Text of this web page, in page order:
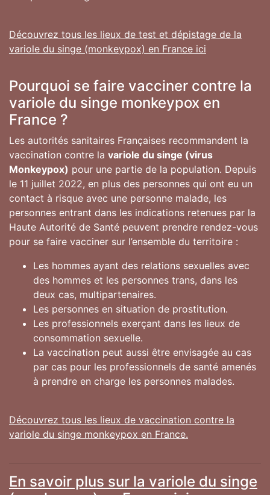
Découvrez tous les lieux de test et dépistage de la
variole du singe (monkeypox) en France ici
Pourquoi se faire vacciner contre la
variole du singe monkeypox en
France ?
Les autorités sanitaires Françaises recommandent la
vaccination contre la variole du singe (virus
Monkeypox) pour une partie de la population. Depuis
le 11 juillet 2022, en plus des personnes qui ont eu un
contact à risque avec une personne malade, les
personnes entrant dans les indications retenues par la
Haute Autorité de Santé peuvent prendre rendez-vous
pour se faire vacciner sur l’ensemble du territoire :
Les hommes ayant des relations sexuelles avec
des hommes et les personnes trans, dans les
deux cas, multipartenaires.
Les personnes en situation de prostitution.
Les professionnels exerçant dans les lieux de
consommation sexuelle.
La vaccination peut aussi être envisagée au cas
par cas pour les professionnels de santé amenés
à prendre en charge les personnes malades.
Découvrez tous les lieux de vaccination contre la
variole du singe monkeypox en France.
En savoir plus sur la variole du singe